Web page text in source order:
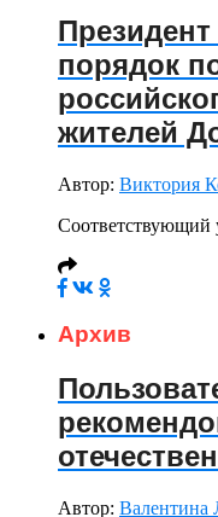
порядок
жителей
Автор: Виктория
Соответствующий
Архив
Автор: Валентина